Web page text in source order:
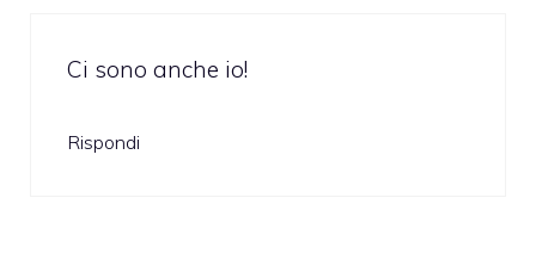
Ci sono anche io!
Rispondi